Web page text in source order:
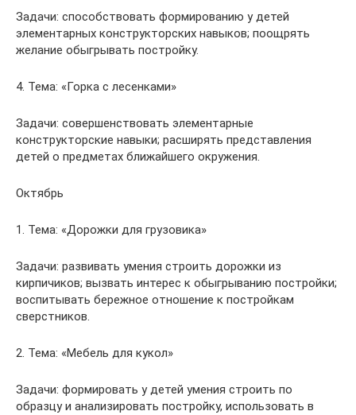
Задачи: способствовать формированию у детей
элементарных конструкторских навыков; поощрять
желание обыгрывать постройку.
4. Тема: «Горка с лесенками»
Задачи: совершенствовать элементарные
конструкторские навыки; расширять представления
детей о предметах ближайшего окружения.
Октябрь
1. Тема: «Дорожки для грузовика»
Задачи: развивать умения строить дорожки из
кирпичиков; вызвать интерес к обыгрыванию постройки;
воспитывать бережное отношение к постройкам
сверстников.
2. Тема: «Мебель для кукол»
Задачи: формировать у детей умения строить по
образцу и анализировать постройку, использовать в